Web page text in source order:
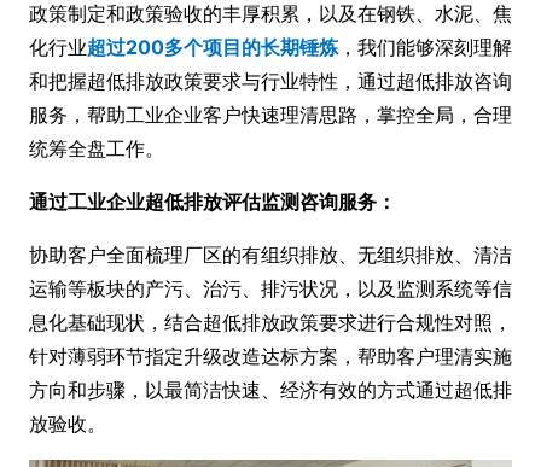
政策制定和政策验收的丰厚积累，以及在钢铁、水泥、焦
化行业超过200多个项目的长期锤炼，我们能够深刻理解
和把握超低排放政策要求与行业特性，通过超低排放咨询
服务，帮助工业企业客户快速理清思路，掌控全局，合理
统筹全盘工作。
通过工业企业超低排放评估监测咨询服务：
协助客户全面梳理厂区的有组织排放、无组织排放、清洁
运输等板块的产污、治污、排污状况，以及监测系统等信
息化基础现状，结合超低排放政策要求进行合规性对照，
针对薄弱环节指定升级改造达标方案，帮助客户理清实施
方向和步骤，以最简洁快速、经济有效的方式通过超低排
放验收。